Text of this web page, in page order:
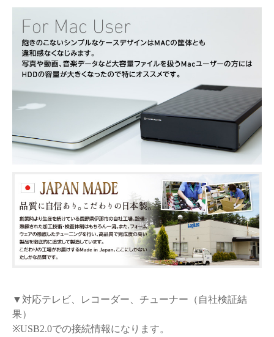
▼対応テレビ、レコーダー、チューナー（自社検証結
果）
※USB2.0での接続情報になります。